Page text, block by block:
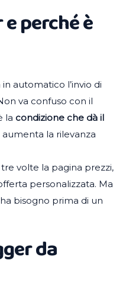
perché è
automatico l’invio di
va confuso con il
la condizione che dà il
aumenta la rilevanza
volte la pagina prezzi,
personalizzata. Ma
bisogno prima di un
da